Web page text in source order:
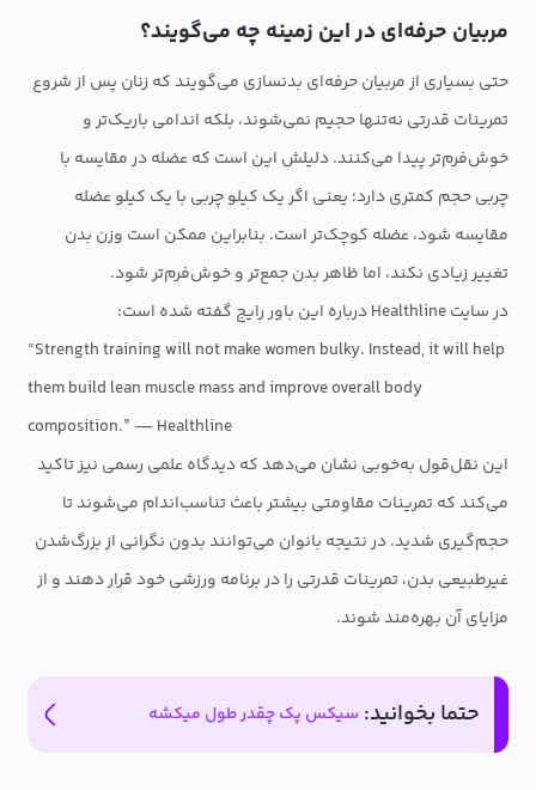
مربیان حرفه‌ای در این زمینه چه می‌گویند؟
حتی بسیاری از مربیان حرفه‌ای بدنسازی می‌گویند که زنان پس از شروع
تمرینات قدرتی نه‌تنها حجیم نمی‌شوند، بلکه اندامی باریک‌تر و
خوش‌فرم‌تر پیدا می‌کنند. دلیلش این است که عضله در مقایسه با
چربی حجم کمتری دارد؛ یعنی اگر یک کیلو چربی با یک کیلو عضله
مقایسه شود، عضله کوچک‌تر است. بنابراین ممکن است وزن بدن
تغییر زیادی نکند، اما ظاهر بدن جمع‌تر و خوش‌فرم‌تر شود.
در سایت Healthline درباره این باور رایج گفته شده است:
“Strength training will not make women bulky. Instead, it will help
them build lean muscle mass and improve overall body
composition.” — Healthline
این نقل‌قول به‌خوبی نشان می‌دهد که دیدگاه علمی رسمی نیز تاکید
می‌کند که تمرینات مقاومتی بیشتر باعث تناسب‌اندام می‌شوند تا
حجم‌گیری شدید. در نتیجه بانوان می‌توانند بدون نگرانی از بزرگ‌شدن
غیرطبیعی بدن، تمرینات قدرتی را در برنامه ورزشی خود قرار دهند و از
مزایای آن بهره‌مند شوند.
حتما بخوانید: سیکس پک چقدر طول میکشه